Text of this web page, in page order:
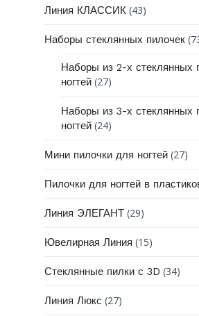
Линия КЛАССИК (43)
Наборы стеклянных пилочек
Наборы из 2-х стеклянных
ногтей (27)
Наборы из 3-х стеклянных
ногтей (24)
Мини пилочки для ногтей (27)
Пилочки для ногтей в
Линия ЭЛЕГАНТ (29)
Ювелирная Линия (15)
Стеклянные пилки с 3D (34)
Линия Люкс (27)